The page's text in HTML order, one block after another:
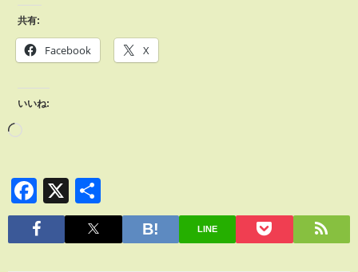
共有:
Facebook X
いいね:
Facebook
X
有
LINE